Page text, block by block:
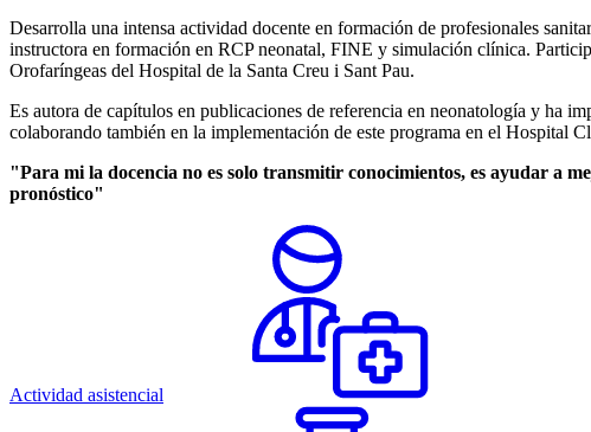
Desarrolla una intensa actividad docente en formación de profesionales
instructora en formación en RCP neonatal, FINE y simulación clínica.
Orofaríngeas del Hospital de la Santa Creu i Sant Pau.
Es autora de capítulos en publicaciones de referencia en neonatología y ha
colaborando también en la implementación de este programa en el Hospital
"Para mi la docencia no es solo transmitir conocimientos, es ayudar a
pronóstico"
Actividad asistencial